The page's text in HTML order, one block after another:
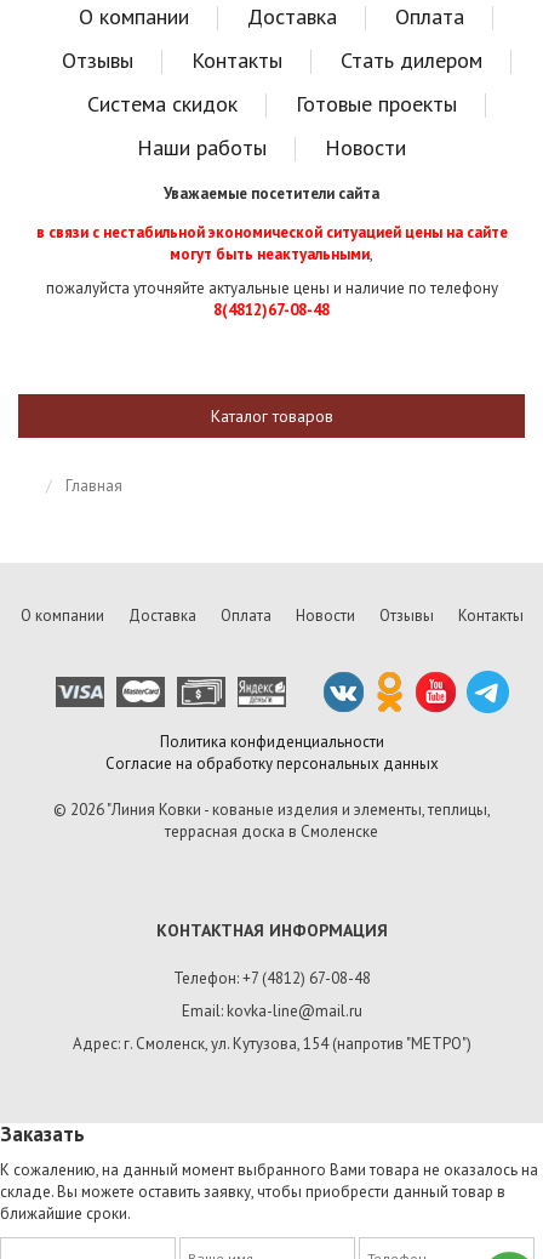
О компании Доставка
Оплата
Отзывы
Контакты
Стать дилером
Система скидок
Готовые проекты
Наши работы
Новости
Уважаемые посетители сайта
в связи с нестабильной экономической ситуацией цены на сайте
могут быть неактуальными,
пожалуйста уточняйте актуальные цены и наличие по телефону
8(4812)67-08-48
Каталог товаров
Главная
О компании Доставка Оплата Новости Отзывы Контакты
Политика конфиденциальности
Согласие на обработку персональных данных
© 2026 "Линия Ковки - кованые изделия и элементы, теплицы,
террасная доска в Смоленске
КОНТАКТНАЯ ИНФОРМАЦИЯ
Телефон: +7 (4812) 67-08-48
Email: kovka-line@mail.ru
Адрес: г. Смоленск, ул. Кутузова, 154 (напротив "МЕТРО")
Заказать
К сожалению, на данный момент выбранного Вами товара не оказалось на
складе. Вы можете оставить заявку, чтобы приобрести данный товар в
ближайшие сроки.